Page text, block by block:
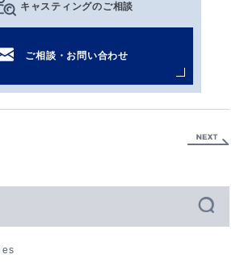
キャスティングのご相談
ご相談・お問い合わせ